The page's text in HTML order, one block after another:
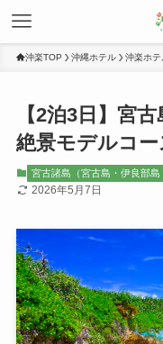
沖楽TOP 沖縄ホテル 沖楽ホ
【2泊3日】宮
絶景モデルコー
宮古諸島（宮古島・伊良部島
2026年5月7日